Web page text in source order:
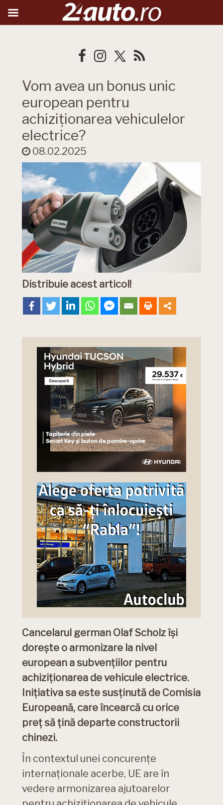
Vom avea un bonus unic
european pentru
achiziționarea vehiculelor
electrice?
08.02.2025
Distribuie acest articol!
Cancelarul german Olaf Scholz își
dorește o armonizare la nivel
european a subvențiilor pentru
achiziționarea de vehicule electrice.
Inițiativa sa este susținută de Comisia
Europeană, care încearcă cu orice
preț să țină departe constructorii
chinezi.
În contextul unei concurențe
internaționale acerbe, UE are în
vedere armonizarea ajutoarelor